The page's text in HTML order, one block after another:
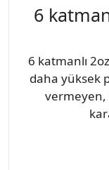
6
6 katmanlı
daha yüksek